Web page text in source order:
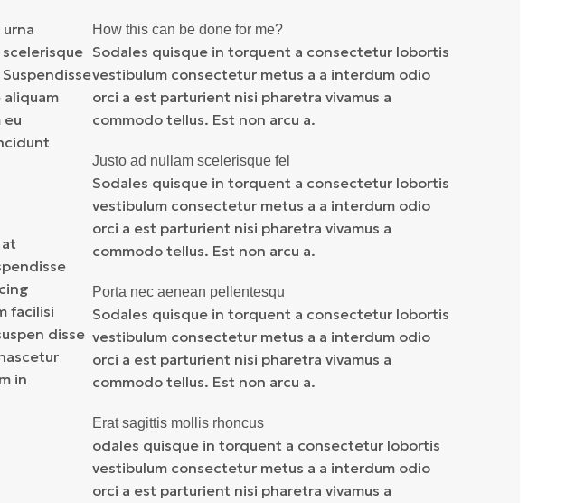
eu
facilisi
disse
in
How this can be done for me?
Sodales quisque in torquent a consectetur lobortis
vestibulum consectetur metus a a interdum odio
orci a est parturient nisi pharetra vivamus a
commodo tellus. Est non arcu a.
Justo ad nullam scelerisque fel
Sodales quisque in torquent a consectetur lobortis
vestibulum consectetur metus a a interdum odio
orci a est parturient nisi pharetra vivamus a
commodo tellus. Est non arcu a.
Porta nec aenean pellentesqu
Sodales quisque in torquent a consectetur lobortis
vestibulum consectetur metus a a interdum odio
orci a est parturient nisi pharetra vivamus a
commodo tellus. Est non arcu a.
Erat sagittis mollis rhoncus
odales quisque in torquent a consectetur lobortis
vestibulum consectetur metus a a interdum odio
orci a est parturient nisi pharetra vivamus a